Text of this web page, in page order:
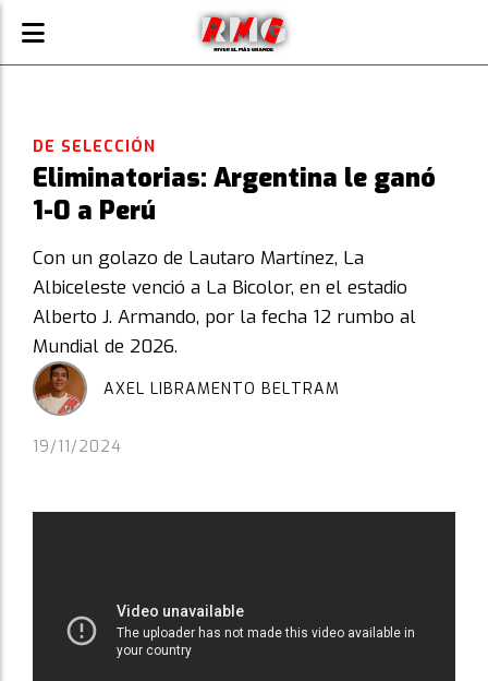
Eliminatorias: Argentina le ganó
1-0 a Perú
Con un golazo de Lautaro Martínez, La
Albiceleste venció a La Bicolor, en el estadio
Alberto J. Armando, por la fecha 12 rumbo al
Mundial de 2026.
DE SELECCIÓN
19/11/2024
AXEL LIBRAMENTO BELTRAM